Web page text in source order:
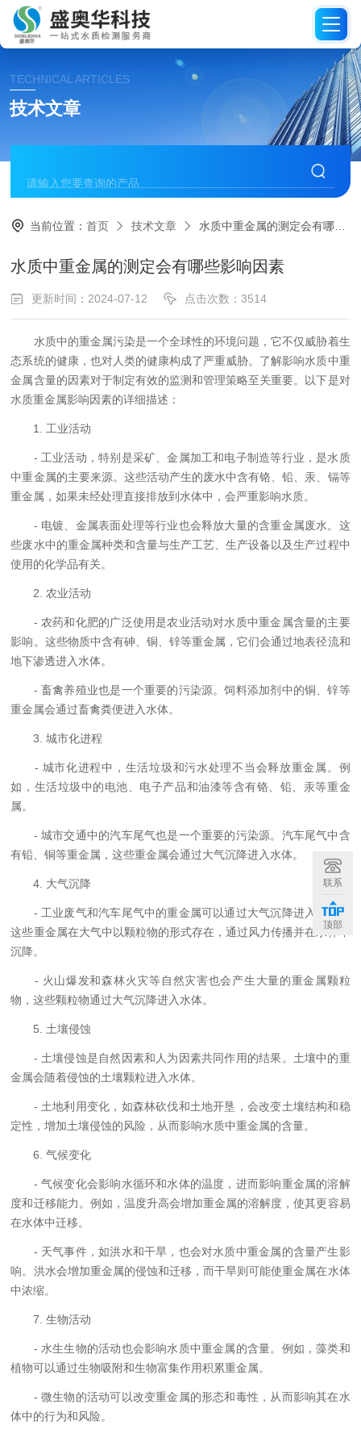
TECHNICAL ARTICLES
技术文章
当前位置：首页 技术文章 水质中重金属的测定会有哪些影响因素
水质中重金属的测定会有哪些影响因素
更新时间：2024-07-12 点击次数：3514
水质中的重金属污染是一个全球性的环境问题，它不仅威胁着生
态系统的健康，也对人类的健康构成了严重威胁。了解影响水质中重
金属含量的因素对于制定有效的监测和管理策略至关重要。以下是对
水质重金属影响因素的详细描述：
1. 工业活动
- 工业活动，特别是采矿、金属加工和电子制造等行业，是水质
中重金属的主要来源。这些活动产生的废水中含有铬、铅、汞、镉等
重金属，如果未经处理直接排放到水体中，会严重影响水质。
- 电镀、金属表面处理等行业也会释放大量的含重金属废水。这
些废水中的重金属种类和含量与生产工艺、生产设备以及生产过程中
使用的化学品有关。
2. 农业活动
- 农药和化肥的广泛使用是农业活动对水质中重金属含量的主要
影响。这些物质中含有砷、铜、锌等重金属，它们会通过地表径流和
地下渗透进入水体。
- 畜禽养殖业也是一个重要的污染源。饲料添加剂中的铜、锌等
重金属会通过畜禽粪便进入水体。
3. 城市化进程
- 城市化进程中，生活垃圾和污水处理不当会释放重金属。例
如，生活垃圾中的电池、电子产品和油漆等含有铬、铅、汞等重金
属。
- 城市交通中的汽车尾气也是一个重要的污染源。汽车尾气中含
有铅、铜等重金属，这些重金属会通过大气沉降进入水体。
4. 大气沉降
- 工业废气和汽车尾气中的重金属可以通过大气沉降进入水体。
这些重金属在大气中以颗粒物的形式存在，通过风力传播并在水体中
沉降。
- 火山爆发和森林火灾等自然灾害也会产生大量的重金属颗粒
物，这些颗粒物通过大气沉降进入水体。
5. 土壤侵蚀
- 土壤侵蚀是自然因素和人为因素共同作用的结果。土壤中的重
金属会随着侵蚀的土壤颗粒进入水体。
- 土地利用变化，如森林砍伐和土地开垦，会改变土壤结构和稳
定性，增加土壤侵蚀的风险，从而影响水质中重金属的含量。
6. 气候变化
- 气候变化会影响水循环和水体的温度，进而影响重金属的溶解
度和迁移能力。例如，温度升高会增加重金属的溶解度，使其更容易
在水体中迁移。
- 天气事件，如洪水和干旱，也会对水质中重金属的含量产生影
响。洪水会增加重金属的侵蚀和迁移，而干旱则可能使重金属在水体
中浓缩。
7. 生物活动
- 水生生物的活动也会影响水质中重金属的含量。例如，藻类和
植物可以通过生物吸附和生物富集作用积累重金属。
- 微生物的活动可以改变重金属的形态和毒性，从而影响其在水
体中的行为和风险。
联系
顶部